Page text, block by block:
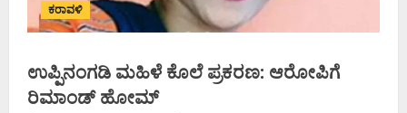
ಕರಾವಳಿ
ಉಪ್ಪಿನಂಗಡಿ ಮಹಿಳೆ ಕೊಲೆ ಪ್ರಕರಣ: ಆರೋಪಿಗೆ
ರಿಮಾಂಡ್ ಹೋಮ್